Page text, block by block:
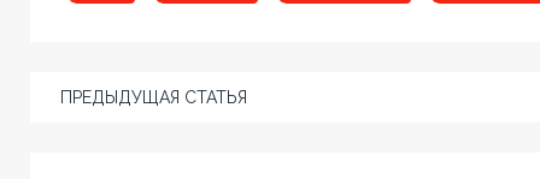
ПРЕДЫДУЩАЯ СТАТЬЯ